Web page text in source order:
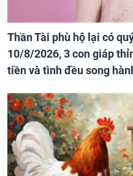
Thần Tài phù hộ lại có
10/8/2026, 3 con giáp
tiền và tình đều song